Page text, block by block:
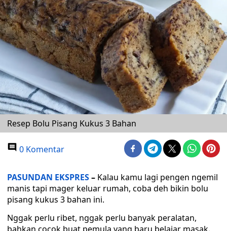
Resep Bolu Pisang Kukus 3 Bahan
0 Komentar
PASUNDAN EKSPRES– Kalau kamu lagi pengen ngemil
manis tapi mager keluar rumah, coba deh bikin bolu
pisang kukus 3 bahan ini.
Nggak perlu ribet, nggak perlu banyak peralatan,